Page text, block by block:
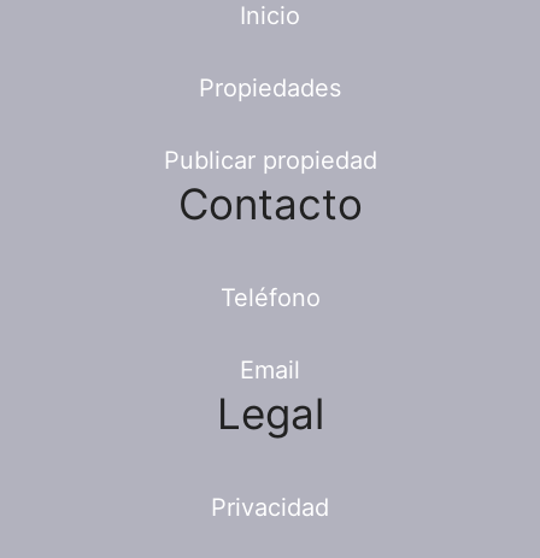
Inicio
Propiedades
Publicar propiedad
Contacto
Teléfono
Email
Legal
Privacidad